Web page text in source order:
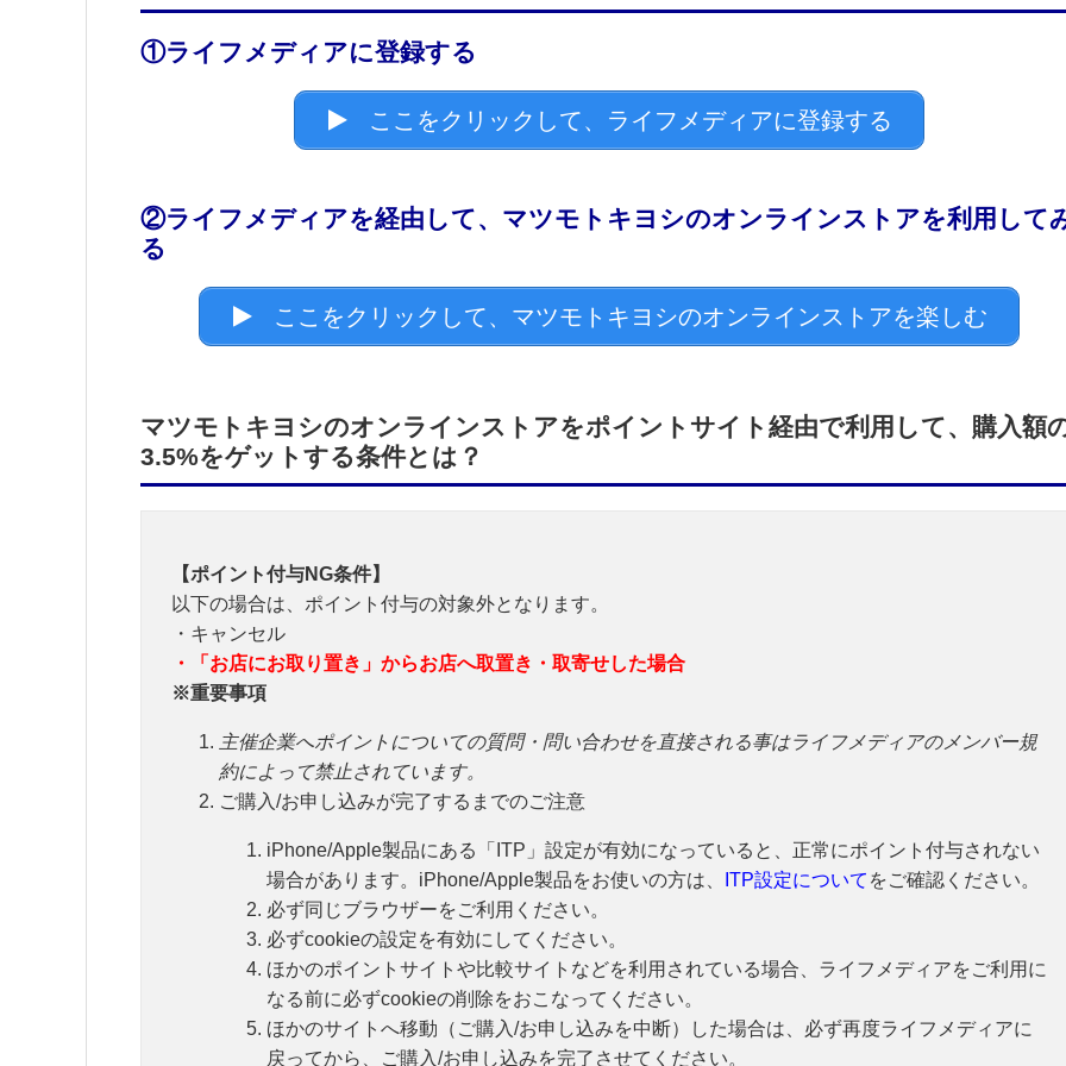
①ライフメディアに登録する
ここをクリックして、ライフメディアに登録する
②ライフメディアを経由して、マツモトキヨシのオンラインストアを利用して
る
ここをクリックして、マツモトキヨシのオンラインストアを楽しむ
マツモトキヨシのオンラインストアをポイントサイト経由で利用して、購入額
3.5%をゲットする条件とは？
【ポイント付与NG条件】
以下の場合は、ポイント付与の対象外となります。
・キャンセル
・
「 お店にお取り置き」からお店へ取置き・取寄せした場合
※重要事項
主催企業へポイントについての質問・問い合わせを直接される事はライフメディアのメンバー規
約によって禁止されています。
ご購入/お申し込みが完了するまでのご注意
iPhone/Apple製品にある「ITP」設定が有効になっていると、正常にポイント付与されない
場合があります。iPhone/Apple製品をお使いの方は、
ITP設定について をご確認ください。
必ず同じブラウザーをご利用ください。
必ずcookieの設定を有効にしてください。
ほかのポイントサイトや比較サイトなどを利用されている場合、ライフメディアをご利用に
なる前に必ずcookieの削除をおこなってください。
ほかのサイトへ移動（ご購入/お申し込みを中断）した場合は、必ず再度ライフメディアに
戻ってから、ご購入/お申し込みを完了させてください。